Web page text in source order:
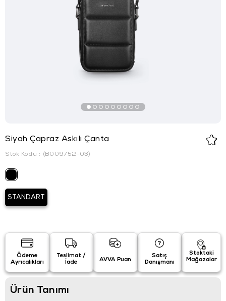
Siyah Çapraz Askılı Çanta
Stok Kodu (B009752-03)
STANDART
Ödeme
Ayrıcalıkları
Teslimat /
İade
AVVA Puan
Satış
Danışmanı
Stoktaki
Mağazalar
Ürün Tanımı